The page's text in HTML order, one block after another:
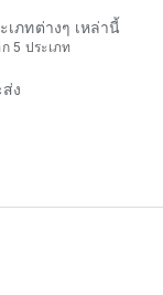
กเขา ✈️ มีช่วงเวลา
เชื่อมต่อกับเพื่อนร่ว
หลี ญี่ปุ่น และภาษาอื่นๆ
ด้รับแรงบันดาลใจจา
ในสถานการณ์ประจำวั
งมั่นใจ ⭐ ได้รับการ
ภทต่างๆ เหล่านี้
5 ประเภท
ง